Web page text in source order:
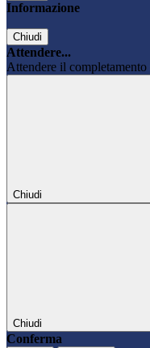
Informazione
Chiudi
Attendere...
Attendere il
Chiudi
Chiudi
Conferma